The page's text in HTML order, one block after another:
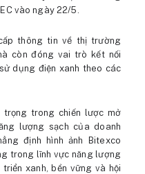
vào ngày 22/5.
thông tin về thị trường
còn đóng vai trò kết nối
dụng điện xanh theo các
trong chiến lược mở
lượng sạch của doanh
định hình ảnh Bitexco
trong lĩnh vực năng lượng
xanh, bền vững và hội